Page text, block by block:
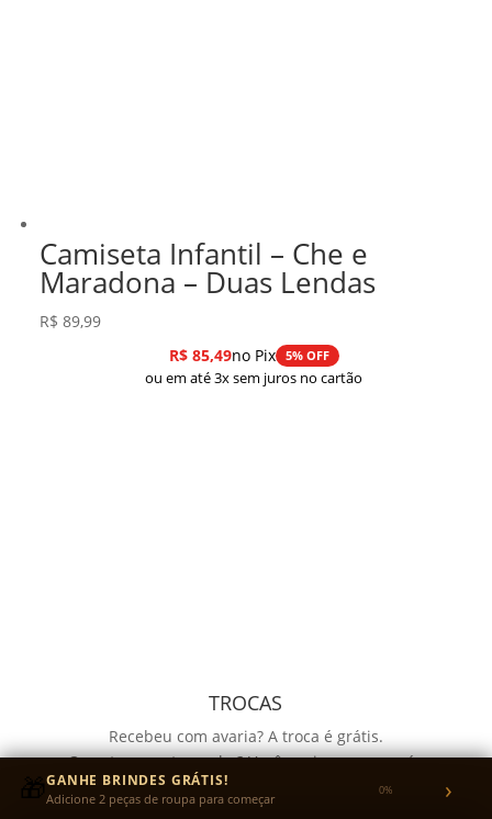
Camiseta Infantil – Che e
Maradona – Duas Lendas
R$ 89,99
R$85,49no Pix 5% OFF
ou em até 3x sem juros no cartão
TROCAS
Recebeu com avaria? A troca é grátis.
Quer trocar o tamanho? Você envia a peça e nós
pagamos o reenvio.
Garantia de 30 dias para defeitos de fabricação no
🎁GANHE BRINDES GRÁTIS!
Adicione 2 peças de roupa para começar 0% ›